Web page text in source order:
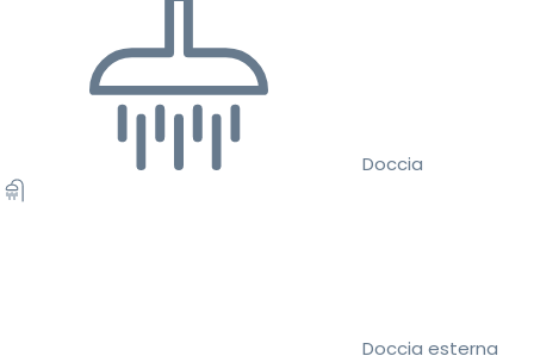
Doccia
Doccia esterna